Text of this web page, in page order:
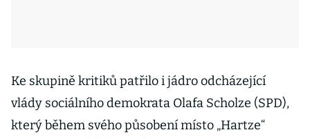
Ke skupině kritiků patřilo i jádro odcházející
vlády sociálního demokrata Olafa Scholze (SPD),
který během svého působení místo „Hartze“